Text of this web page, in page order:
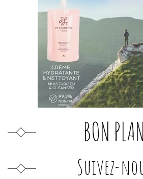
BON PLAN
Suivez-